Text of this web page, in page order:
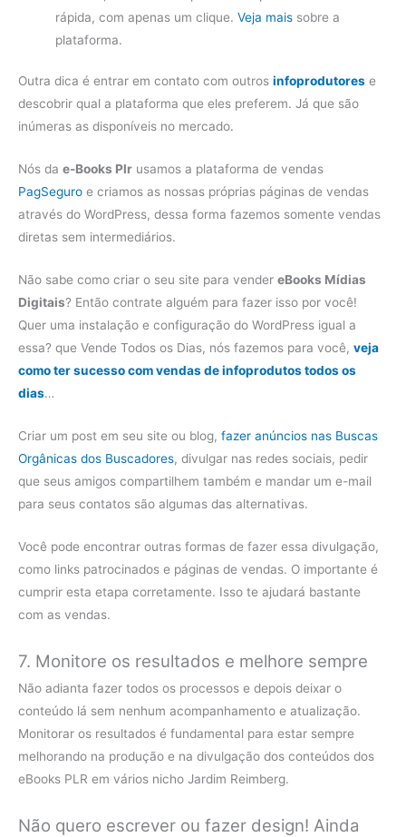
rápida, com apenas um clique.Veja mais sobre a
plataforma.
Outra dica é entrar em contato com outros infoprodutores e
descobrir qual a plataforma que eles preferem. Já que são
inúmeras as disponíveis no mercado.
Nós da e-Books Plr usamos a plataforma de vendas
PagSeguro e criamos as nossas próprias páginas de vendas
através do WordPress, dessa forma fazemos somente vendas
diretas sem intermediários.
Não sabe como criar o seu site para vender eBooks Mídias
Digitais? Então contrate alguém para fazer isso por você!
Quer uma instalação e configuração do WordPress igual a
essa? que Vende Todos os Dias, nós fazemos para você, veja
como ter sucesso com vendas de infoprodutos todos os
dias…
Criar um post em seu site ou blog, fazer anúncios nas Buscas
Orgânicas dos Buscadores, divulgar nas redes sociais, pedir
que seus amigos compartilhem também e mandar um e-mail
para seus contatos são algumas das alternativas.
Você pode encontrar outras formas de fazer essa divulgação,
como links patrocinados e páginas de vendas. O importante é
cumprir esta etapa corretamente. Isso te ajudará bastante
com as vendas.
7. Monitore os resultados e melhore sempre
Não adianta fazer todos os processos e depois deixar o
conteúdo lá sem nenhum acompanhamento e atualização.
Monitorar os resultados é fundamental para estar sempre
melhorando na produção e na divulgação dos conteúdos dos
eBooks PLR em vários nicho Jardim Reimberg.
Não quero escrever ou fazer design! Ainda